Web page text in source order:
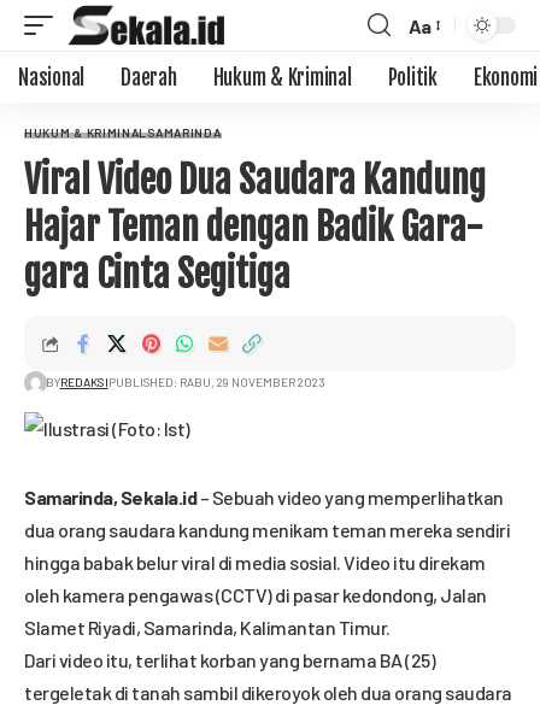
Aa
Nasional Daerah Hukum & Kriminal Politik Ekonomi
HUKUM & KRIMINALSAMARINDA
Viral Video Dua Saudara Kandung
Hajar Teman dengan Badik Gara-
gara Cinta Segitiga
BYREDAKSIPUBLISHED: RABU, 29 NOVEMBER 2023
Samarinda, Sekala.id– Sebuah video yang memperlihatkan
dua orang saudara kandung menikam teman mereka sendiri
hingga babak belur viral di media sosial. Video itu direkam
oleh kamera pengawas (CCTV) di pasar kedondong, Jalan
Slamet Riyadi, Samarinda, Kalimantan Timur.
Dari video itu, terlihat korban yang bernama BA (25)
tergeletak di tanah sambil dikeroyok oleh dua orang saudara